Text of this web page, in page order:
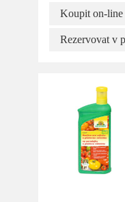
Koupit on-line
Rezervovat v